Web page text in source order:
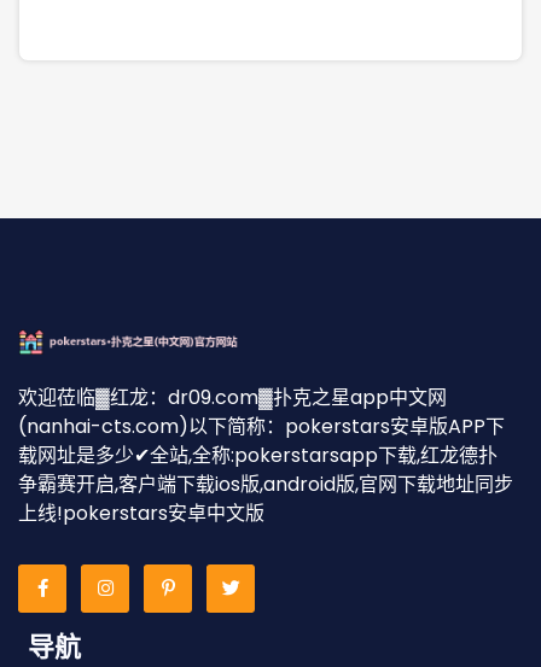
欢迎莅临▓红龙：dr09.com▓扑克之星app中文网
(nanhai-cts.com)以下简称：pokerstars安卓版APP下
载网址是多少✔全站,全称:pokerstarsapp下载,红龙德扑
争霸赛开启,客户端下载ios版,android版,官网下载地址同步
上线!pokerstars安卓中文版
导航